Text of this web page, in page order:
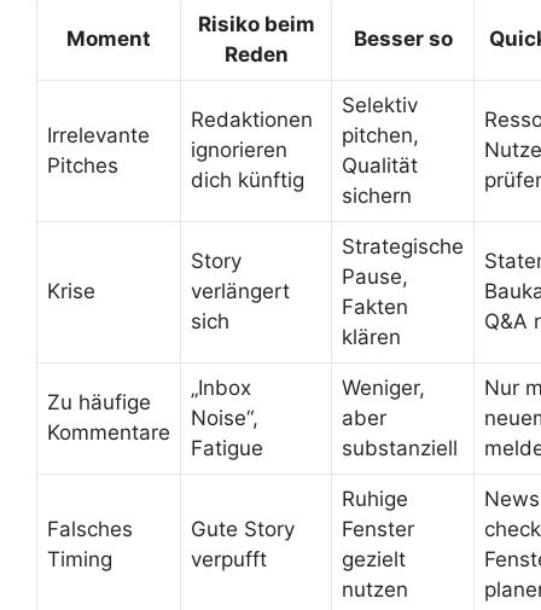
Moment
Risiko beim
Reden
Besser so
Irrelevante
Pitches
Redaktionen
ignorieren
dich künftig
Selektiv
pitchen,
Qualität
sichern
Krise
Story
verlängert
sich
Strategische
Pause,
Fakten
klären
Q&A
Zu häufige
Kommentare
„Inbox
Noise“,
Fatigue
Weniger,
aber
substanziell
Nur
Falsches
Timing
Gute Story
verpufft
Ruhige
Fenster
gezielt
nutzen